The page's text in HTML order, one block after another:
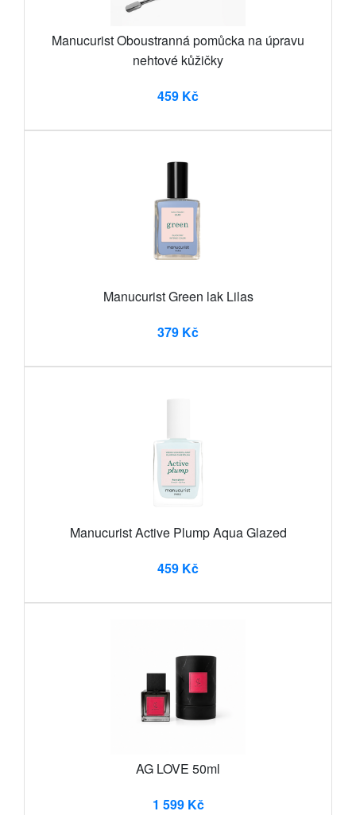
Manucurist Oboustranná pomůcka na úpravu
nehtové kůžičky
459 Kč
Manucurist Green lak Lilas
379 Kč
Manucurist Active Plump Aqua Glazed
459 Kč
AG LOVE 50ml
1 599 Kč